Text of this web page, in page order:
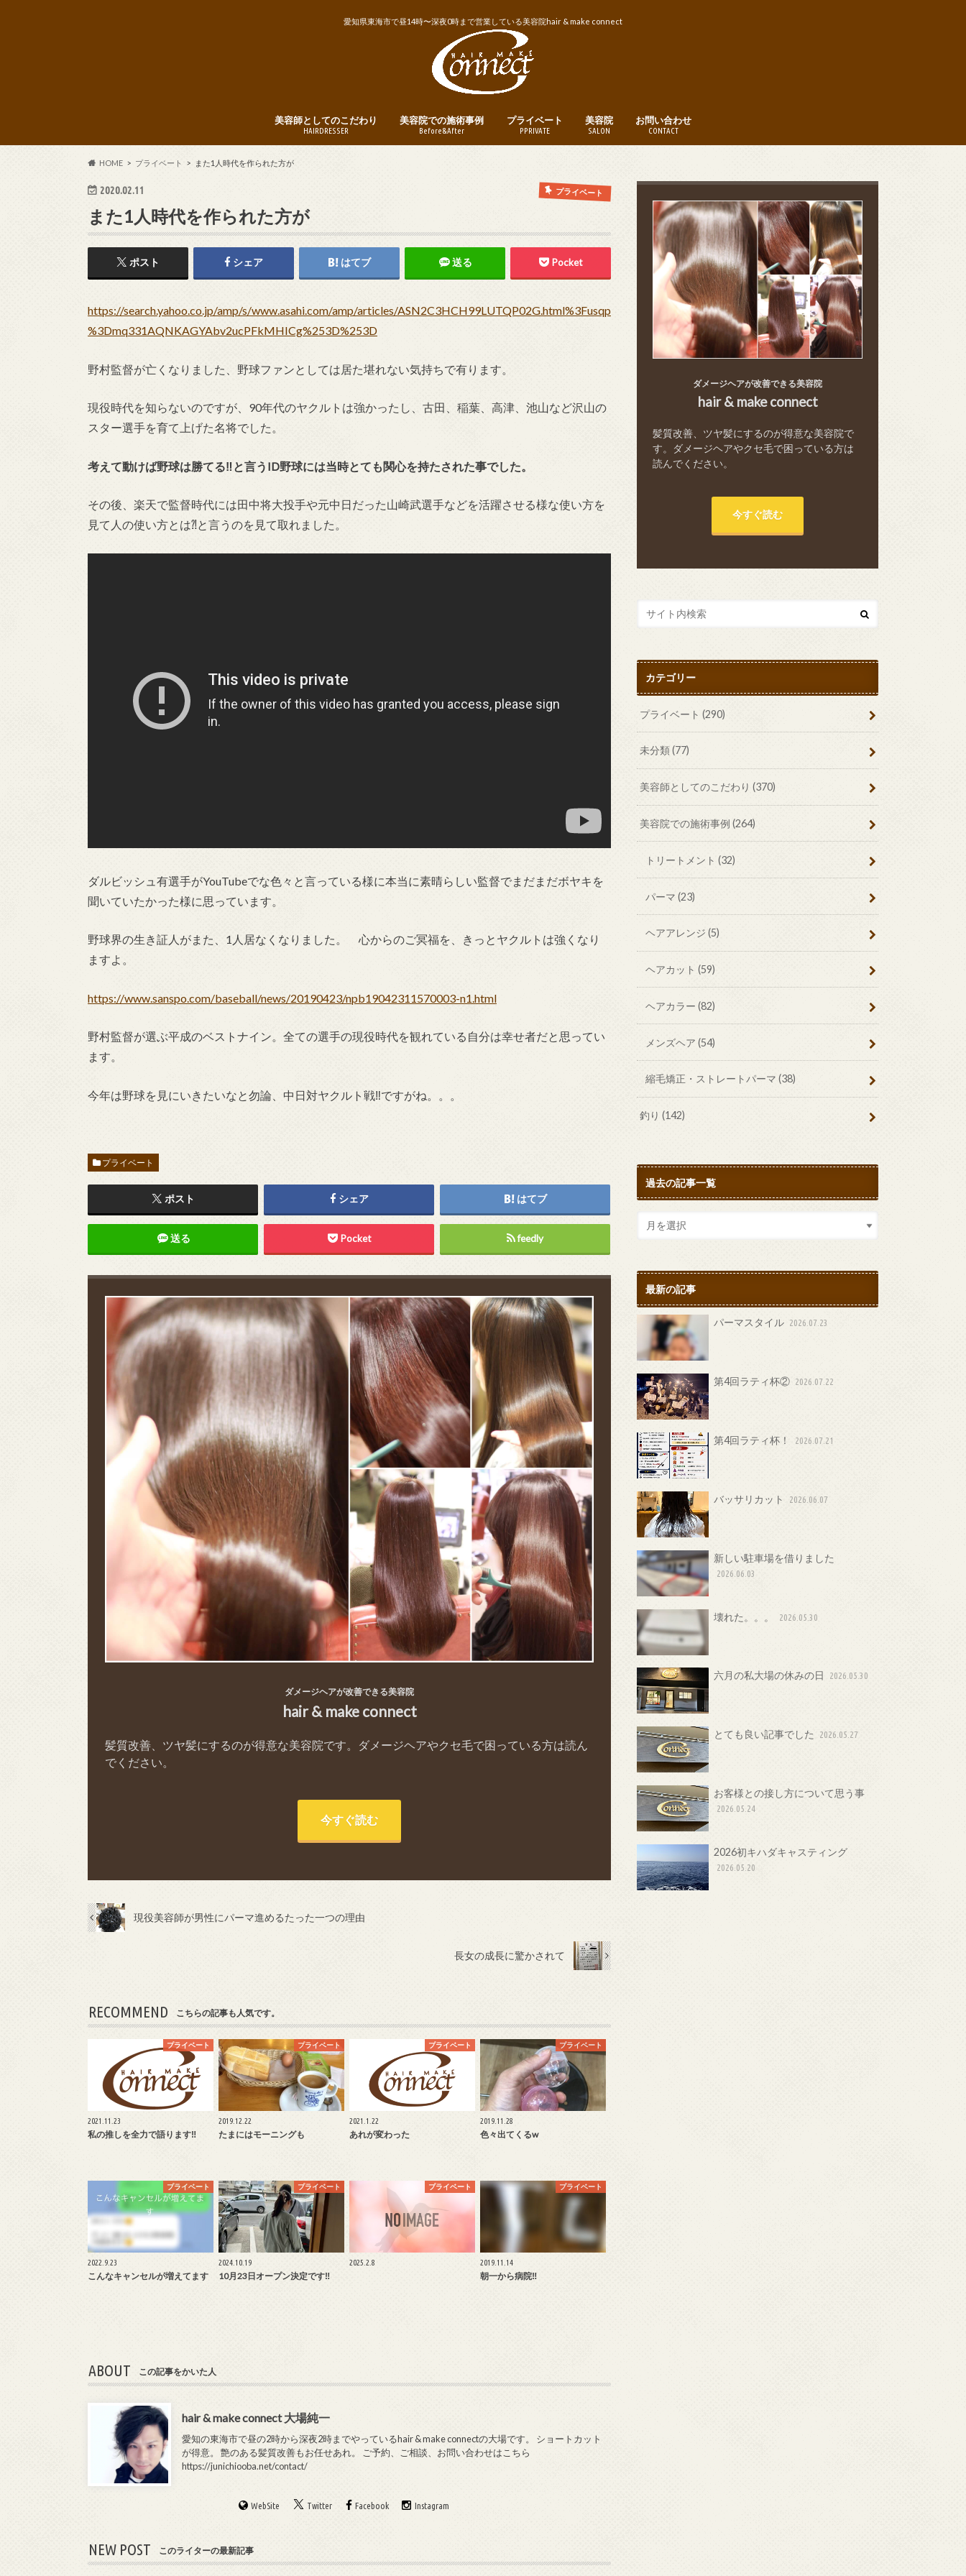
愛知県東海市で昼14時〜深夜0時まで営業している美容院hair & make connect
美容師としてのこだわり
HAIRDRESSER
美容院での施術事例
Before&After
プライベート
PPRIVATE
美容院
SALON
お問い合わせ
CONTACT
HOME プライベート また1人時代を作られた方が
2020.02.11 プライベート
また1人時代を作られた方が
ポスト シェア はてブ 送る Pocket
https://search.yahoo.co.jp/amp/s/www.asahi.com/amp/articles/ASN2C3HCH99LUTQP02G.html%3Fusqp
%3Dmq331AQNKAGYAbv2ucPFkMHICg%253D%253D
野村監督が亡くなりました、野球ファンとしては居た堪れない気持ちで有ります。
現役時代を知らないのですが、90年代のヤクルトは強かったし、古田、稲葉、高津、池山など沢山の
スター選手を育て上げた名将でした。
考えて動けば野球は勝てる‼︎と言うID野球には当時とても関心を持たされた事でした。
その後、楽天で監督時代には田中将大投手や元中日だった山崎武選手などを活躍させる様な使い方を
見て人の使い方とは⁈と言うのを見て取れました。
ダルビッシュ有選手がYouTubeでな色々と言っている様に本当に素晴らしい監督でまだまだボヤキを
聞いていたかった様に思っています。
野球界の生き証人がまた、1人居なくなりました。 心からのご冥福を、きっとヤクルトは強くなり
ますよ。
https://www.sanspo.com/baseball/news/20190423/npb19042311570003-n1.html
野村監督が選ぶ平成のベストナイン。全ての選手の現役時代を観れている自分は幸せ者だと思ってい
ます。
今年は野球を見にいきたいなと勿論、中日対ヤクルト戦‼︎ですがね。。。
プライベート
ポスト シェア はてブ
送る Pocket feedly
ダメージヘアが改善できる美容院
hair & make connect
髪質改善、ツヤ髪にするのが得意な美容院です。ダメージヘアやクセ毛で困っている方は読ん
でください。
今すぐ読む
現役美容師が男性にパーマ進めるたった一つの理由
長女の成長に驚かされて
RECOMMEND こちらの記事も人気です。
プライベート
2021.11.23
私の推しを全力で語ります‼︎
プライベート
2019.12.22
たまにはモーニングも
プライベート
2021.1.22
あれが変わった
プライベート
2019.11.28
色々出てくるw
プライベート
2022.9.23
こんなキャンセルが増えてます
プライベート
2024.10.19
10月23日オープン決定です‼︎
プライベート
2025.2.8
プライベート
2019.11.14
朝一から病院‼︎
ABOUT この記事をかいた人
hair & make connect 大場純一
愛知の東海市で昼の2時から深夜2時までやっているhair & make connectの大場です。 ショートカット
が得意。 艶のある髪質改善もお任せあれ。 ご予約、ご相談、お問い合わせはこちら
https://junichiooba.net/contact/
WebSite Twitter Facebook Instagram
NEW POST このライターの最新記事
ダメージヘアが改善できる美容院
hair & make connect
髪質改善、ツヤ髪にするのが得意な美容院で
す。ダメージヘアやクセ毛で困っている方は
読んでください。
今すぐ読む
カテゴリー
プライベート(290)
未分類(77)
美容師としてのこだわり(370)
美容院での施術事例(264)
トリートメント (32)
パーマ (23)
ヘアアレンジ (5)
ヘアカット (59)
ヘアカラー (82)
メンズヘア (54)
縮毛矯正・ストレートパーマ (38)
釣り(142)
過去の記事一覧
最新の記事
パーマスタイル 2026.07.23
第4回ラティ杯② 2026.07.22
第4回ラティ杯！ 2026.07.21
バッサリカット 2026.06.07
新しい駐車場を借りました
2026.06.03
壊れた。。。 2026.05.30
六月の私大場の休みの日 2026.05.30
とても良い記事でした 2026.05.27
お客様との接し方について思う事
2026.05.24
2026初キハダキャスティング
2026.05.20